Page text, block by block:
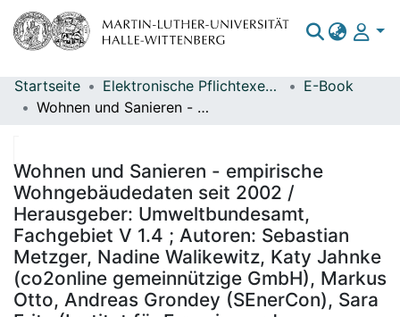
Bereiche & Sammlungen
Statistiken
Startseite Elektronische Pflichtexemplare
E-Book
Wohnen und Sanieren - empirische Wohngebäudedaten seit 2002 / Herausgeber: Umweltbundesamt, Fachgebiet V 1.4 ; Autoren: Sebastian Metzger, Nadine Walikewitz, Katy Jahnke (co2online gemeinnützige GmbH), Markus Otto, Andreas Grondey (SEnerCon), Sara Fritz (Institut für Energie- und Umweltforschung Heidelberg) ; Redaktion: Jens Schuberth (Umweltbundesamt)
Wohnen und Sanieren - empirische
Wohngebäudedaten seit 2002 /
Herausgeber: Umweltbundesamt,
Fachgebiet V 1.4 ; Autoren: Sebastian
Metzger, Nadine Walikewitz, Katy Jahnke
(co2online gemeinnützige GmbH), Markus
Otto, Andreas Grondey (SEnerCon), Sara